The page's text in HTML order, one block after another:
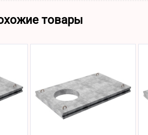
товары